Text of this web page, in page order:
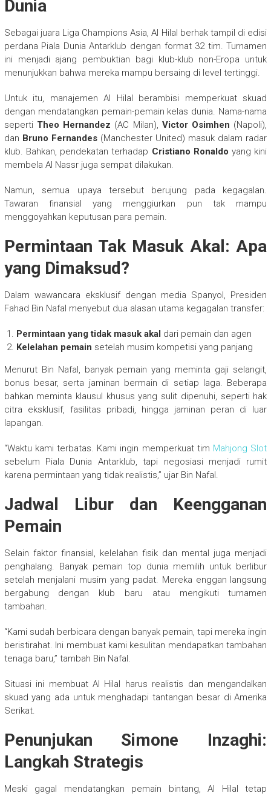
Dunia
Sebagai juara Liga Champions Asia, Al Hilal berhak tampil di edisi
perdana Piala Dunia Antarklub dengan format 32 tim. Turnamen
ini menjadi ajang pembuktian bagi klub-klub non-Eropa untuk
menunjukkan bahwa mereka mampu bersaing di level tertinggi.
Untuk itu, manajemen Al Hilal berambisi memperkuat skuad
dengan mendatangkan pemain-pemain kelas dunia. Nama-nama
seperti Theo Hernandez (AC Milan), Victor Osimhen (Napoli),
dan Bruno Fernandes(Manchester United) masuk dalam radar
klub. Bahkan, pendekatan terhadap Cristiano Ronaldo yang kini
membela Al Nassr juga sempat dilakukan.
Namun, semua upaya tersebut berujung pada kegagalan.
Tawaran finansial yang menggiurkan pun tak mampu
menggoyahkan keputusan para pemain.
Permintaan Tak Masuk Akal: Apa
yang Dimaksud?
Dalam wawancara eksklusif dengan media Spanyol, Presiden
Fahad Bin Nafal menyebut dua alasan utama kegagalan transfer:
Permintaan yang tidak masuk akal dari pemain dan agen
Kelelahan pemain setelah musim kompetisi yang panjang
Menurut Bin Nafal, banyak pemain yang meminta gaji selangit,
bonus besar, serta jaminan bermain di setiap laga. Beberapa
bahkan meminta klausul khusus yang sulit dipenuhi, seperti hak
citra eksklusif, fasilitas pribadi, hingga jaminan peran di luar
lapangan.
“Waktu kami terbatas. Kami ingin memperkuat tim Mahjong Slot
sebelum Piala Dunia Antarklub, tapi negosiasi menjadi rumit
karena permintaan yang tidak realistis,” ujar Bin Nafal.
Jadwal Libur dan Keengganan
Pemain
Selain faktor finansial, kelelahan fisik dan mental juga menjadi
penghalang. Banyak pemain top dunia memilih untuk berlibur
setelah menjalani musim yang padat. Mereka enggan langsung
bergabung dengan klub baru atau mengikuti turnamen
tambahan.
“Kami sudah berbicara dengan banyak pemain, tapi mereka ingin
beristirahat. Ini membuat kami kesulitan mendapatkan tambahan
tenaga baru,” tambah Bin Nafal.
Situasi ini membuat Al Hilal harus realistis dan mengandalkan
skuad yang ada untuk menghadapi tantangan besar di Amerika
Serikat.
Penunjukan Simone Inzaghi:
Langkah Strategis
Meski gagal mendatangkan pemain bintang, Al Hilal tetap